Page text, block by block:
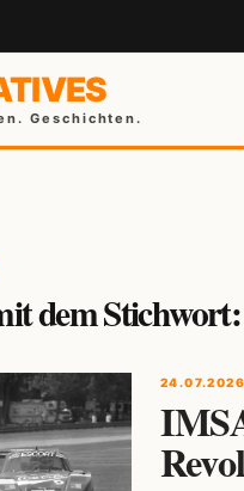
Geschichten.
dem
24.07.2026